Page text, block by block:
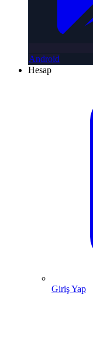
Android
Hesap
Giriş Yap